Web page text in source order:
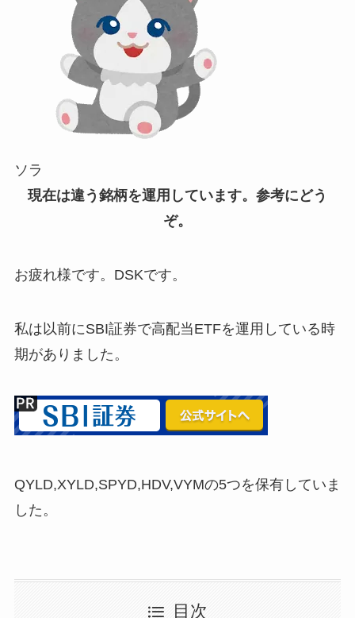
ソラ
現在は違う銘柄を運用しています。参考にどう
ぞ。
お疲れ様です。DSKです。
私は以前にSBI証券で高配当ETFを運用している時
期がありました。
QYLD,XYLD,SPYD,HDV,VYMの5つを保有していま
した。
目次